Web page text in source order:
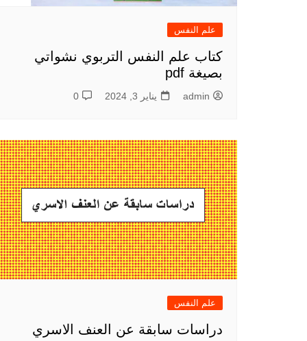
علم النفس
كتاب علم النفس التربوي نشواتي
بصيغة pdf
admin يناير 3, 2024 0
علم النفس
دراسات سابقة عن العنف الاسري